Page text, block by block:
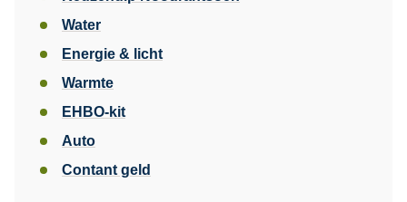
Water
Energie & licht
Warmte
EHBO-kit
Auto
Contant geld